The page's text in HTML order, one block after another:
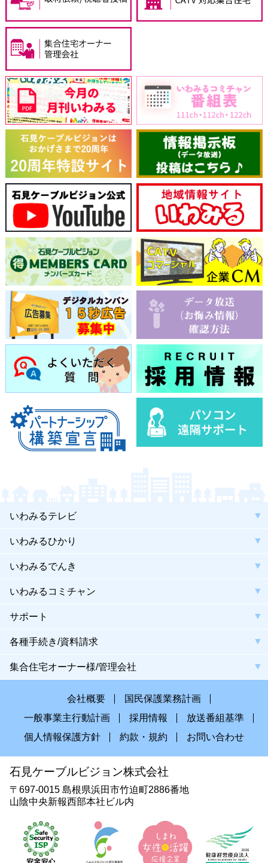
いわみるテレビ
いわみるひかり
いわみるでんき
いわみるコミチャン
サポート
各種手続き/資料請求
集合住宅オーナー様/管理会社
会社概要
国民保護業務計画
一般事業主行動計画
採用情報
放送番組基準
個人情報保護方針
約款・規約 お問い合わせ
石見ケーブルビジョン株式会社
〒697-0015 島根県浜田市竹迫町2886番地
山陰中央新報西部本社ビル内